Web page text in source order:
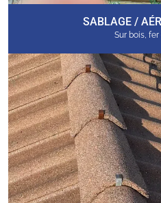
SABLAGE /
Sur bois,